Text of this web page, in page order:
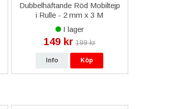
Dubbelhäftande Röd Mobiltejp
i Rulle - 2 mm x 3 M
I lager
149 kr 199 kr
Info Köp